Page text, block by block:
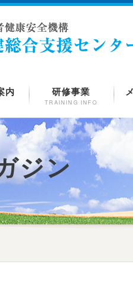
内 研修事業
TRAINING INFO
ジン